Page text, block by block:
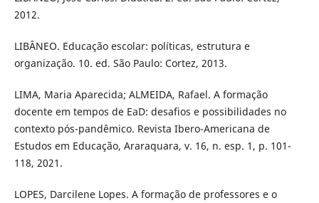
2012.
LIBÂNEO. Educação escolar: políticas, estrutura e
organização. 10. ed. São Paulo: Cortez, 2013.
LIMA, Maria Aparecida; ALMEIDA, Rafael. A formação
docente em tempos de EaD: desafios e possibilidades no
contexto pós-pandêmico. Revista Ibero-Americana de
Estudos em Educação, Araraquara, v. 16, n. esp. 1, p. 101-
118, 2021.
LOPES, Darcilene Lopes. A formação de professores e o